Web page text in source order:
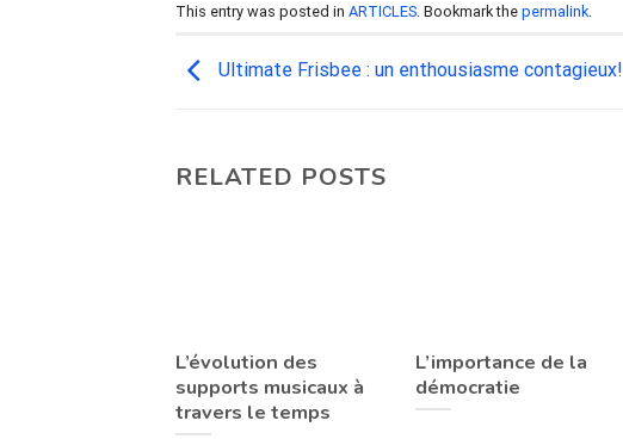
This entry was posted in ARTICLES . Bookmark the permalink
Ultimate Frisbee : un enthousiasme contagieux!
RELATED POSTS
L’évolution des
supports musicaux à
travers le temps
L’importance de la
démocratie